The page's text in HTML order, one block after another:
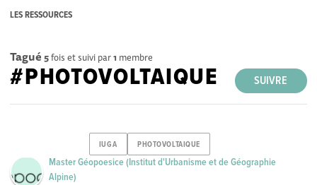
LES RESSOURCES
Tagué 5fois et suivi par1 membre
SUIVRE
#PHOTOVOLTAIQUE
IUGA PHOTOVOLTAIQUE
Master Géopoesice (Institut d'Urbanisme et de Géographie
Alpine)